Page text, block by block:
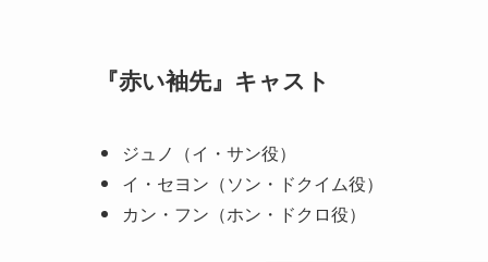
『赤い袖先』キャスト
ジュノ（イ・サン役）
イ・セヨン（ソン・ドクイム役）
カン・フン（ホン・ドクロ役）